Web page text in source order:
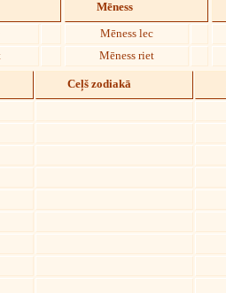
Mēness
Mēness lec
Mēness riet
Ceļš zodiakā